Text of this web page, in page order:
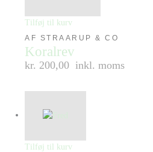
Tilføj til kurv
AF STRAARUP & CO
Koralrev
kr. 200,00 inkl. moms
Tilføj til kurv